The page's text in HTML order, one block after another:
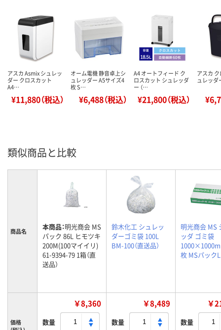
アスカ Asmix シュレッ
ダー クロスカット
A4…
¥11,880（税込）
オーム電機 静音卓上シ
ュレッダー A5サイズ4
枚 S…
¥6,488（税込）
A4 オートフィード ク
ロスカット シュレッダ
ー （…
¥21,800（税込）
アスカ
ュレッダ
類似商品と比較
商品名 本商品：明光商会 MS
パック 86L ヒモツキ
200M(100マイイリ)
61-9394-79 1箱（直
送品）
鈴木化工 シュレッ
ダーゴミ袋 100L
BM-100（直送品）
明光商会 MS
ッダ ゴミ袋
枚 MSパックL
価格
￥8,360
数量
￥8,489
数量
￥
数量